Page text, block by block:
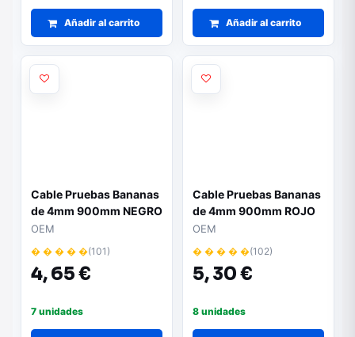
Añadir al carrito Añadir al carrito
Cable Pruebas Bananas
de 4mm 900mm NEGRO
OEM
� � � � �(101)
4,65 €
7 unidades
Cable Pruebas Bananas
de 4mm 900mm ROJO
2202B
OEM
� � � � �(102)
5,30 €
8 unidades